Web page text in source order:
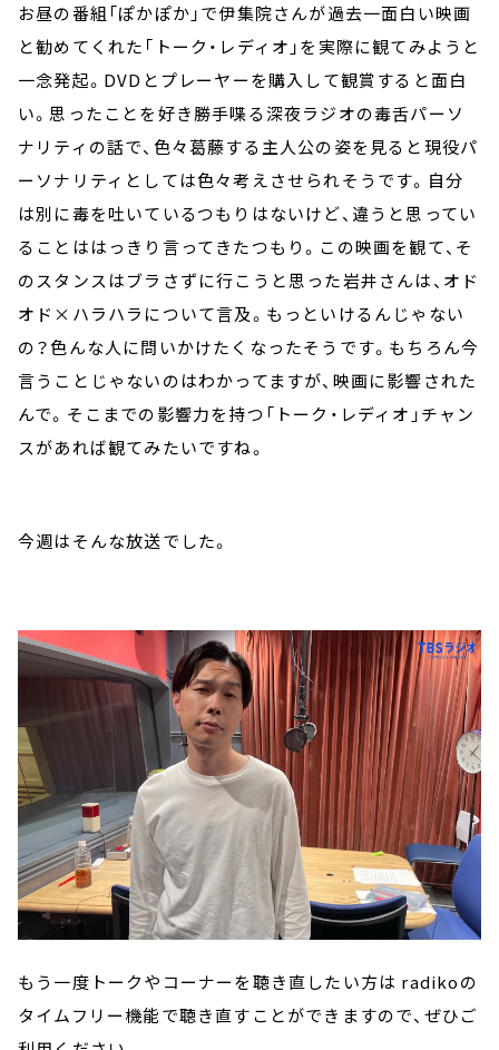
お昼の番組「ぽかぽか」で伊集院さんが過去一面白い映画
と勧めてくれた「トーク・レディオ」を実際に観てみようと
一念発起。DVDとプレーヤーを購入して観賞すると面白
い。思ったことを好き勝手喋る深夜ラジオの毒舌パーソ
ナリティの話で、色々葛藤する主人公の姿を見ると現役パ
ーソナリティとしては色々考えさせられそうです。自分
は別に毒を吐いているつもりはないけど、違うと思ってい
ることははっきり言ってきたつもり。この映画を観て、そ
のスタンスはブラさずに行こうと思った岩井さんは、オド
オド×ハラハラについて言及。もっといけるんじゃない
の？色んな人に問いかけたくなったそうです。もちろん今
言うことじゃないのはわかってますが、映画に影響された
んで。そこまでの影響力を持つ「トーク・レディオ」チャン
スがあれば観てみたいですね。
今週はそんな放送でした。
もう一度トークやコーナーを聴き直したい方は radikoの
タイムフリー機能で聴き直すことができますので、ぜひご